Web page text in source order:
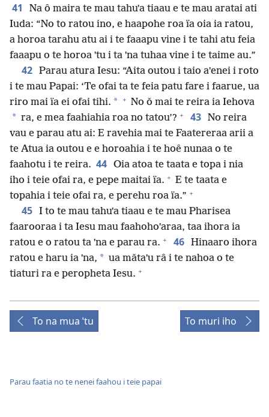
41
Na ô maira te mau tahuˈa tiaau e te mau aratai ati
Iuda: “No to ratou ino, e haapohe roa ïa oia ia ratou,
a horoa tarahu atu ai i te faaapu vine i te tahi atu feia
faaapu o te horoa ˈtu i ta ˈna tuhaa vine i te taime au.”
42 Parau atura Iesu: “Aita outou i taio aˈenei i roto
i te mau Papai: ‘Te ofai ta te feia patu fare i faarue, ua
riro mai ïa ei ofai tihi. * + No ǒ mai te reira ia Iehova
* ra, e mea faahiahia roa no tatou’? + 43 No reira
vau e parau atu ai: E ravehia mai te Faatereraa arii a
te Atua ia outou e e horoahia i te hoê nunaa o te
faahotu i te reira. 44 Oia atoa te taata e topa i nia
iho i teie ofai ra, e pepe maitai ïa. + E te taata e
topahia i teie ofai ra, e perehu roa ïa.” +
45 I to te mau tahuˈa tiaau e te mau Pharisea
faarooraa i ta Iesu mau faahohoˈaraa, taa ihora ia
ratou e o ratou ta ˈna e parau ra. + 46 Hinaaro ihora
ratou e haru ia ˈna, * ua mǎtaˈu râ i te nahoa o te
tiaturi ra e peropheta Iesu. +
To na mua ˈtu To muri iho
Parau faatia no te nenei faahou i teie papai